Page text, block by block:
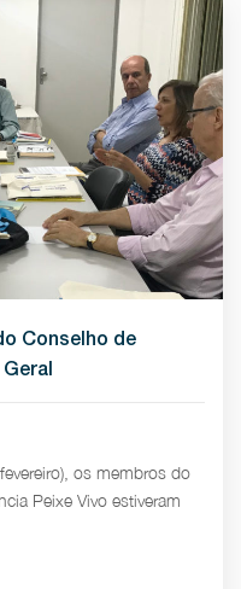
Conselho de
os membros do
Peixe Vivo estiveram